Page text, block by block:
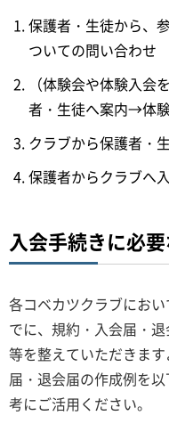
保護者・生徒から、
ついての問い合わせ
（体験会や体験入
者・生徒へ案内→体
クラブから保護者・
保護者からクラブへ
入会手続きに必
各コベカツクラブにお
でに、規約・入会届・
等を整えていただきま
届・退会届の作成例を
考にご活用ください。